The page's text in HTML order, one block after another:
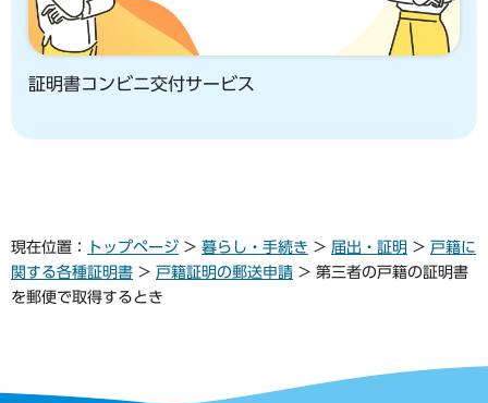
証明書コンビニ交付サービス
現在位置： トップページ > 暮らし・手続き > 届出・証明 > 戸籍に
関する各種証明書 > 戸籍証明の郵送申請 > 第三者の戸籍の証明書
を郵便で取得するとき